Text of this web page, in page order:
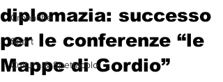
Cronache
Sport
Cultura & Spettacolo
diplomazia: successo
per le conferenze “le
Mappe di Gordio”